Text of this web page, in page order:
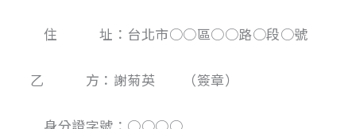
住 址：台北市○○區○○路○段○號
乙 方：謝菊英 （簽章）